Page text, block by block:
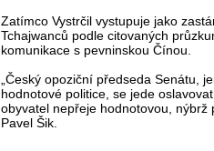
Zatímco Vystrčil vystupuje jako
Tchajwanců podle citovaných
komunikace s pevninskou Čínou.
„Český opoziční předseda Senátu,
hodnotové politice, se jede
obyvatel nepřeje hodnotovou, nýbrž
Pavel Šik.